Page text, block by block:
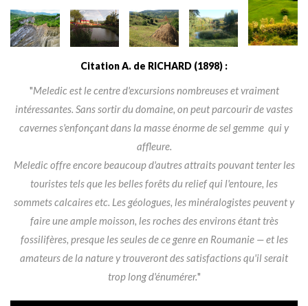
Citation A. de RICHARD (1898) :
"Meledic est le centre d'excursions nombreuses et vraiment
intéressantes. Sans sortir du domaine, on peut parcourir de vastes
cavernes s'enfonçant dans la masse énorme de sel gemme qui y
affleure.
Meledic offre encore beaucoup d'autres attraits pouvant tenter les
touristes tels que les belles forêts du relief qui l'entoure, les
sommets calcaires etc. Les géologues, les minéralogistes peuvent y
faire une ample moisson, les roches des environs étant très
fossilifères, presque les seules de ce genre en Roumanie — et les
amateurs de la nature y trouveront des satisfactions qu'il serait
trop long d'énumérer."